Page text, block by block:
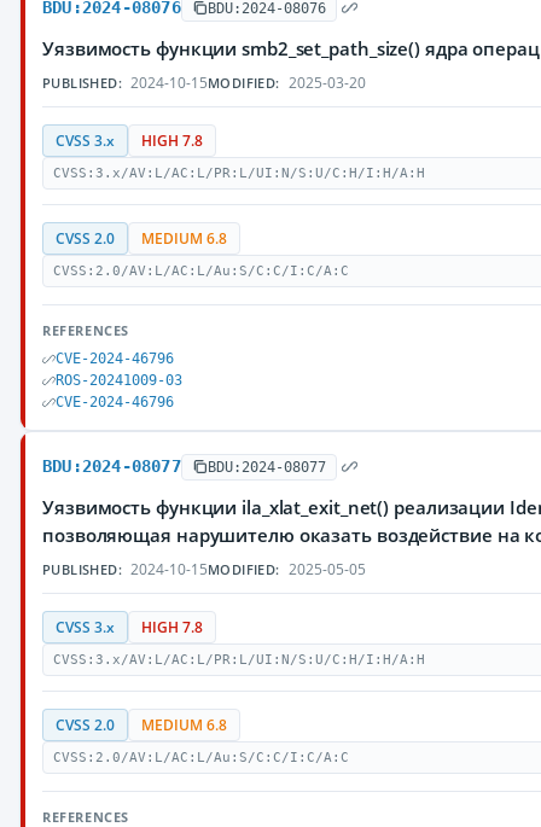
BDU:2024-08076 BDU:2024-08076
Уязвимость функции smb2_set_path_size() ядра
PUBLISHED: 2024-10-15MODIFIED: 2025-03-20
CVSS 3.x HIGH 7.8
CVSS:3.x/AV:L/AC:L/PR:L/UI:N/S:U/C:H/I:H/A:H
CVSS 2.0 MEDIUM 6.8
CVSS:2.0/AV:L/AC:L/Au:S/C:C/I:C/A:C
REFERENCES
CVE-2024-46796
ROS-20241009-03
CVE-2024-46796
BDU:2024-08077 BDU:2024-08077
Уязвимость функции ila_xlat_exit_net() реализации
позволяющая нарушителю оказать воздействие на
PUBLISHED: 2024-10-15MODIFIED: 2025-05-05
CVSS 3.x HIGH 7.8
CVSS:3.x/AV:L/AC:L/PR:L/UI:N/S:U/C:H/I:H/A:H
CVSS 2.0 MEDIUM 6.8
CVSS:2.0/AV:L/AC:L/Au:S/C:C/I:C/A:C
REFERENCES